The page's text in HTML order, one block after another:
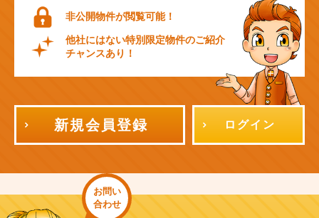
非公開物件が閲覧可能！
他社にはない特別限定物件のご紹介
チャンスあり！
新規会員登録 ログイン
お問い
合わせ